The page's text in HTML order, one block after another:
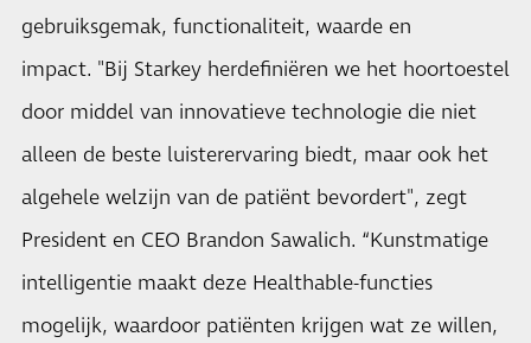
gebruiksgemak, functionaliteit, waarde en
impact. "Bij Starkey herdefiniëren we het hoortoestel
door middel van innovatieve technologie die niet
alleen de beste luisterervaring biedt, maar ook het
algehele welzijn van de patiënt bevordert", zegt
President en CEO Brandon Sawalich. “Kunstmatige
intelligentie maakt deze Healthable-functies
mogelijk, waardoor patiënten krijgen wat ze willen,